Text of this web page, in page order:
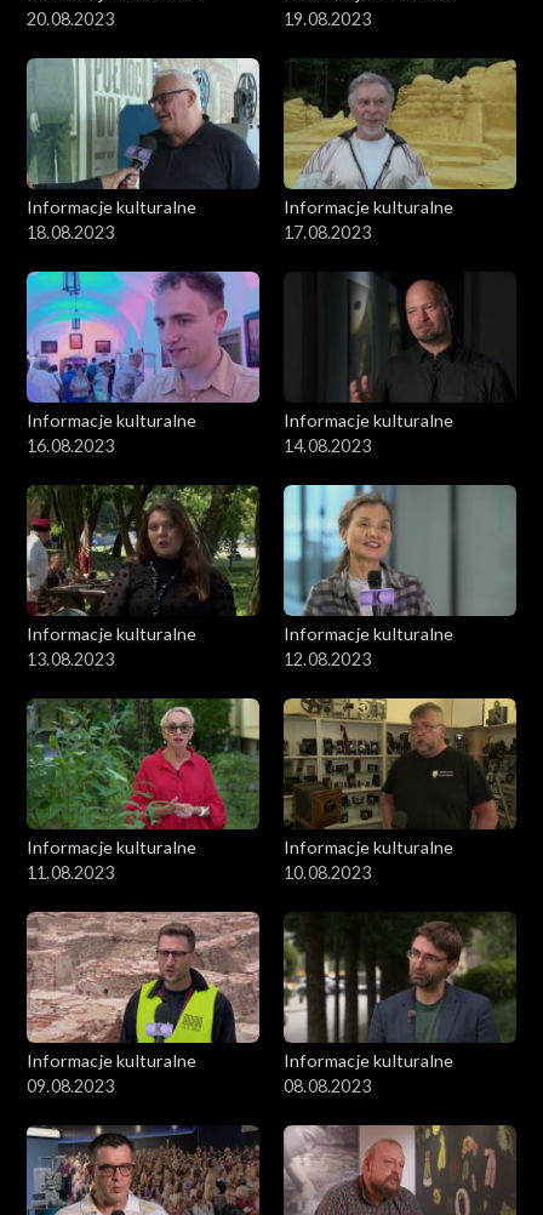
20.08.2023
19.08.2023
Informacje kulturalne
18.08.2023
Informacje kulturalne
17.08.2023
Informacje kulturalne
16.08.2023
Informacje kulturalne
14.08.2023
Informacje kulturalne
13.08.2023
Informacje kulturalne
12.08.2023
Informacje kulturalne
11.08.2023
Informacje kulturalne
10.08.2023
Informacje kulturalne
09.08.2023
Informacje kulturalne
08.08.2023